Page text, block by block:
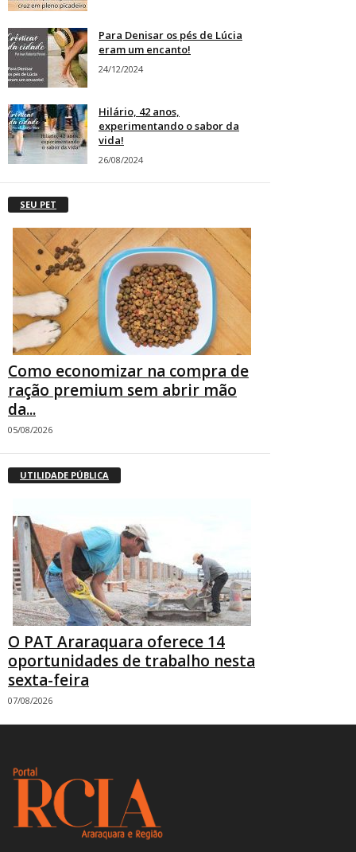
Para Denisar os pés de Lúcia
eram um encanto!
24/12/2024
Hilário, 42 anos,
experimentando o sabor da
vida!
26/08/2024
SEU PET
Como economizar na compra de
ração premium sem abrir mão
da...
05/08/2026
UTILIDADE PÚBLICA
O PAT Araraquara oferece 14
oportunidades de trabalho nesta
sexta-feira
07/08/2026